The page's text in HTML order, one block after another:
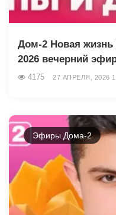
Дом-2 Новая жизнь
2026 вечерний
4175 27 АПРЕЛЯ, 2026
Эфиры Дома-2